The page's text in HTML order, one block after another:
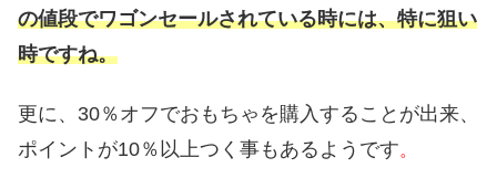
の値段でワゴンセールされている時には、特に狙い
時ですね。
更に、30％オフでおもちゃを購入することが出来、
ポイントが10％以上つく事もあるようです。